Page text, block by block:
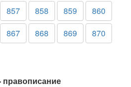
857 858 859
860
867 868 869
870
правописание